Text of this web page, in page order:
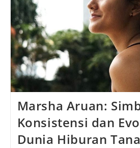
Pernah
Mainin!
Marsha Aruan:
Konsistensi dan
Dunia Hiburan